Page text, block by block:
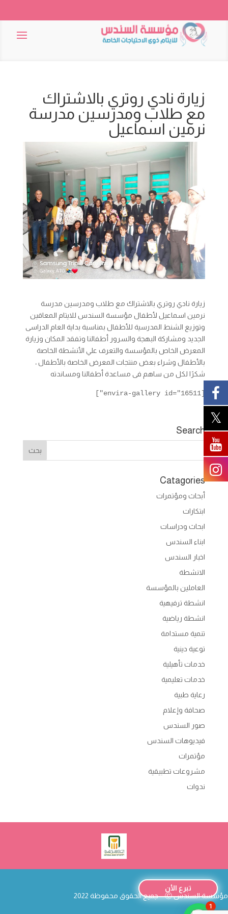
زيارة نادي روتري بالاشتراك
مع طلاب ومدرسين مدرسة
نرمين اسماعيل
زيارة نادي روتري بالاشتراك مع طلاب ومدرسين مدرسة
نرمين اسماعيل لأطفال مؤسسة السندس للايتام المعاقين
وتوزيع الشنط المدرسية للأطفال بمناسبة بداية العام الدراسى
الجديد ومشاركة البهجة والسرور أطفالنا وتفقد المكان وزيارة
المعرض الخاص بالمؤسسة والتعرف علي الأنشطة الخاصة
بالأطفال وشراء بعض منتجات المعرض الخاصة بالأطفال ،
شكرًا لكل من ساهم فى مساعدة أطفالنا ومساندته
[envira-gallery id="16511"]
Search
Catagories
أبحاث ومؤتمرات
ابتكارات
ابحاث ودراسات
ابناء السندس
اخبار السندس
الانشطة
العاملين بالمؤسسة
انشطة ترفيهية
انشطة رياضية
تنمية مستدامة
توعية دينية
خدمات تأهيلية
خدمات تعليمية
رعاية طبية
صحافة وإعلام
صور السندس
فيديوهات السندس
مؤتمرات
مشروعات تطبيقية
ندوات
تبرع الأن
مؤسسة السندسⒸ – جميع الحقوق محفوظة 2022
1